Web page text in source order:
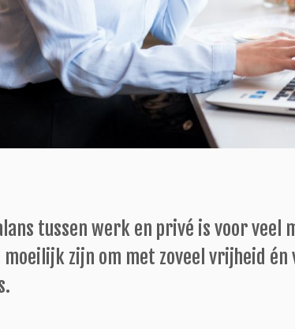
tussen werk en privé is voor veel
moeilijk zijn om met zoveel vrijheid